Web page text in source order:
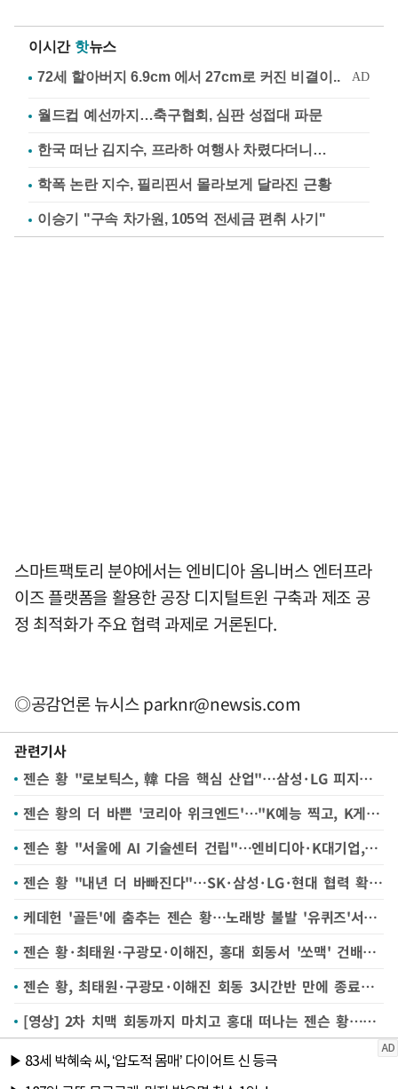
이시간 핫뉴스
월드컵 예선까지…축구협회, 심판 성접대 파문
한국 떠난 김지수, 프라하 여행사 차렸다더니…
학폭 논란 지수, 필리핀서 몰라보게 달라진 근황
이승기 "구속 차가원, 105억 전세금 편취 사기"
스마트팩토리 분야에서는 엔비디아 옴니버스 엔터프라
이즈 플랫폼을 활용한 공장 디지털트윈 구축과 제조 공
정 최적화가 주요 협력 과제로 거론된다.
◎공감언론 뉴시스parknr@newsis.com
관련기사
젠슨 황 "로보틱스, 韓 다음 핵심 산업"…삼성·LG 피지컬AI 속도
젠슨 황의 더 바쁜 '코리아 위크엔드'…"K예능 찍고, K게임사 만난뒤 두산 시구까지"
젠슨 황 "서울에 AI 기술센터 건립"…엔비디아·K대기업, 피지컬 AI 동맹 강화
젠슨 황 "내년 더 바빠진다"…SK·삼성·LG·현대 협력 확대 예고
케데헌 '골든'에 춤추는 젠슨 황…노래방 불발 '유퀴즈'서 달랬다
젠슨 황·최태원·구광모·이해진, 홍대 회동서 '쏘맥' 건배…"고(Go) 코리아·SK·LG·네이버"
젠슨 황, 최태원·구광모·이해진 회동 3시간반 만에 종료…"1차 삼쏘에 2차 치맥까지"
[영상] 2차 치맥 회동까지 마치고 홍대 떠나는 젠슨 황…팬들 대거 몰려